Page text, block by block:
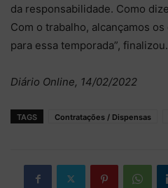
da responsabilidade. Como
Com o trabalho, alcançamos
para essa temporada”, finalizou.
Diário Online, 14/02/2022
TAGS Contratações / Dispensas